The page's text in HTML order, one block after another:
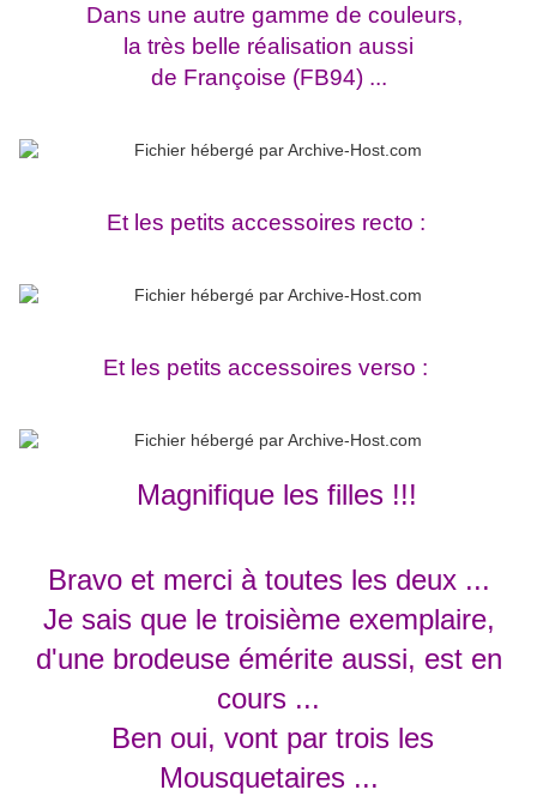
Dans une autre gamme de couleurs,
la très belle réalisation aussi
de Françoise (FB94) ...
Et les petits accessoires recto :
Et les petits accessoires verso :
Magnifique les filles !!!
Bravo et merci à toutes les deux ...
Je sais que le troisième exemplaire,
d'une brodeuse émérite aussi, est en
cours ...
Ben oui, vont par trois les
Mousquetaires ...